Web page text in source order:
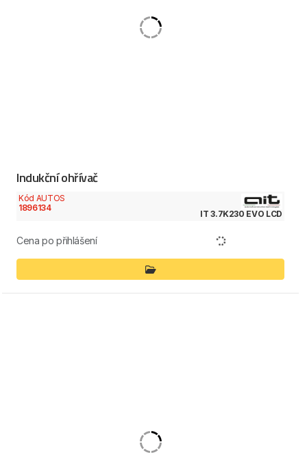
Indukční ohřívač
Kód AUTOS
1896134
IT 3.7K230 EVO LCD
Cena po přihlášení